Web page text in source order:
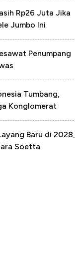
Rp26 Juta Jika
Jumbo Ini
Penumpang
Tumbang,
Konglomerat
Baru di 2028,
Soetta